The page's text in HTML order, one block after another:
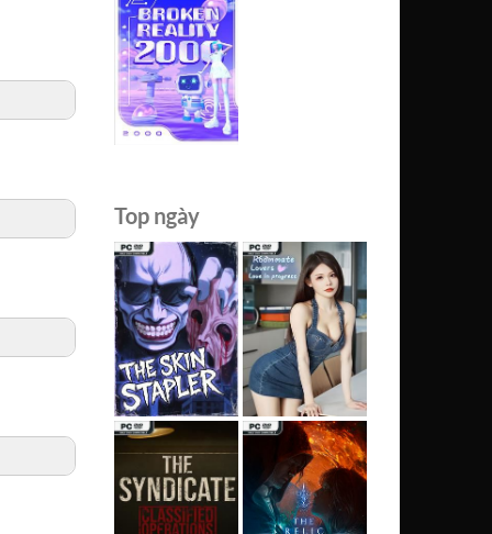
Top ngày